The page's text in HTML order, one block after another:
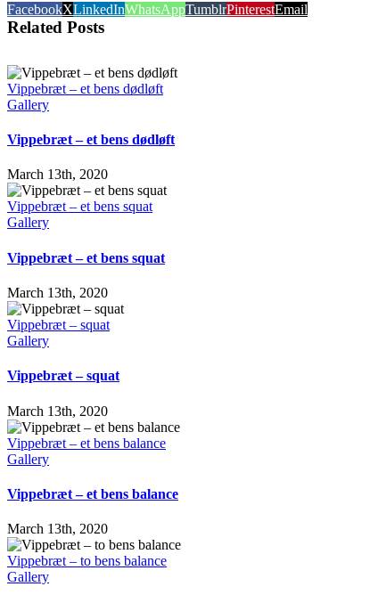
FacebookXLinkedInWhatsAppTumblrPinterestEmail
Related Posts
Vippebræt – et bens dødløft
Gallery
Vippebræt – et bens dødløft
March 13th, 2020
Vippebræt – et bens squat
Gallery
Vippebræt – et bens squat
March 13th, 2020
Vippebræt – squat
Gallery
Vippebræt – squat
March 13th, 2020
Vippebræt – et bens balance
Gallery
Vippebræt – et bens balance
March 13th, 2020
Vippebræt – to bens balance
Gallery